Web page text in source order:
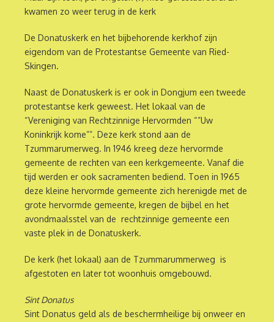
kwamen zo weer terug in de kerk
De Donatuskerk en het bijbehorende kerkhof zijn
eigendom van de Protestantse Gemeente van Ried-
Skingen.
Naast de Donatuskerk is er ook in Dongjum een tweede
protestantse kerk geweest. Het lokaal van de
“Vereniging van Rechtzinnige Hervormden “”Uw
Koninkrijk kome””. Deze kerk stond aan de
Tzummarumerweg. In 1946 kreeg deze hervormde
gemeente de rechten van een kerkgemeente. Vanaf die
tijd werden er ook sacramenten bediend. Toen in 1965
deze kleine hervormde gemeente zich herenigde met de
grote hervormde gemeente, kregen de bijbel en het
avondmaalsstel van de rechtzinnige gemeente een
vaste plek in de Donatuskerk.
De kerk (het lokaal) aan de Tzummarummerweg is
afgestoten en later tot woonhuis omgebouwd.
Sint Donatus
Sint Donatus geld als de beschermheilige bij onweer en